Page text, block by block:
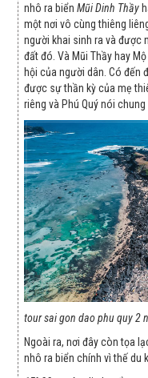
nhô ra biển Mũi Dinh Thầy
một nơi vô cùng thiêng
người khai sinh ra và được
đất đó. Và Mũi Thầy hay
hội của người dân. Có đến
được sự thần kỳ của mẹ
riêng và Phú Quý nói chung !
tour sai gon dao phu quy 2
Ngoài ra, nơi đây còn tọa
nhô ra biển chính vì thế du